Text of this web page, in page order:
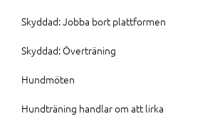
Skyddad: Jobba bort plattformen
Skyddad: Överträning
Hundmöten
Hundträning handlar om att lirka